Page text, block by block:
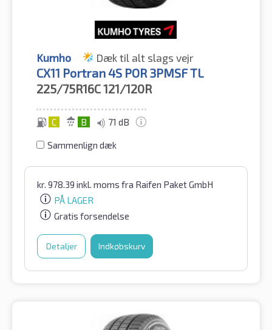
Kumho Dæk til alt slags vejr
CX11 Portran 4S POR 3PMSF TL
225/75R16C121/120R
C B 71 dB
Sammenlign dæk
kr. 978.39 inkl. moms fra Raifen Paket GmbH
PÅ LAGER
Gratis forsendelse
Detaljer Indkøbskurv